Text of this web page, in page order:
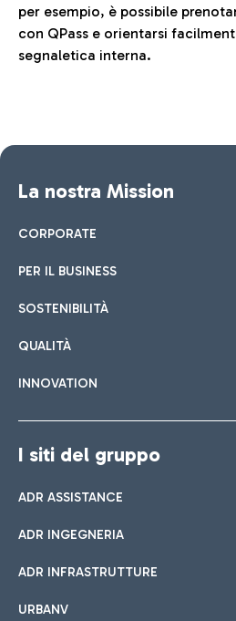
per esempio, è possibile
con QPass e orientarsi
segnaletica interna.
La nostra Mission
CORPORATE
PER IL BUSINESS
SOSTENIBILITÀ
QUALITÀ
INNOVATION
I siti del gruppo
ADR ASSISTANCE
ADR INGEGNERIA
ADR INFRASTRUTTURE
URBANV